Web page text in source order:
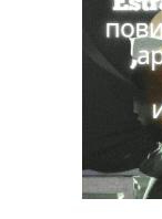
новинарите на